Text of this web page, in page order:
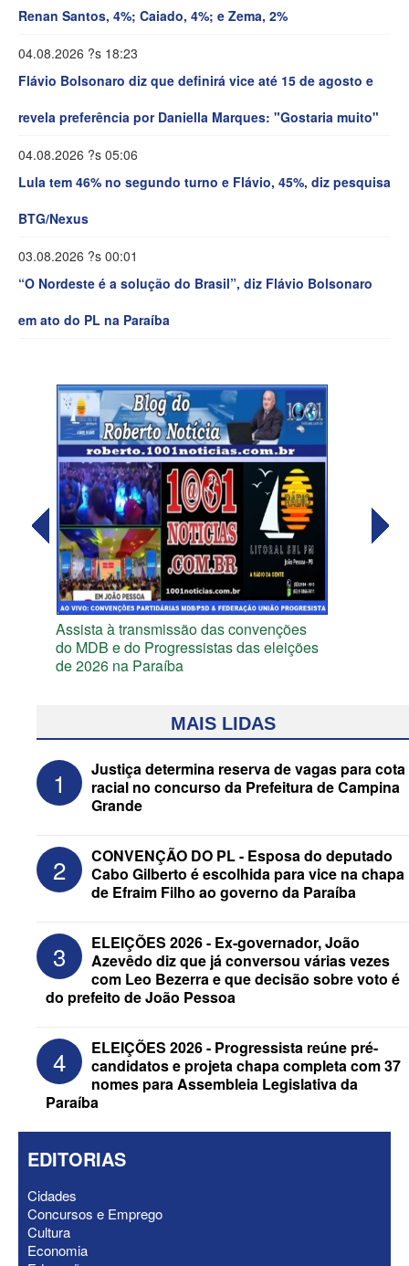
Renan Santos, 4%; Caiado, 4%; e Zema, 2%
04.08.2026 ?s 18:23
Flávio Bolsonaro diz que definirá vice até 15 de agosto e
revela preferência por Daniella Marques: "Gostaria muito"
04.08.2026 ?s 05:06
Lula tem 46% no segundo turno e Flávio, 45%, diz pesquisa
BTG/Nexus
03.08.2026 ?s 00:01
“O Nordeste é a solução do Brasil”, diz Flávio Bolsonaro
em ato do PL na Paraíba
Assista à transmissão das convenções
do MDB e do Progressistas das eleições
de 2026 na Paraíba
Federação Brasil da Esperança decide
nesta terça apoio ao Governo; PT E
PCdoB apostam em Lucas
ELEIÇÕES 2026 - “Muitas surpresas
virão”, diz Lucas Ribeiro sobre escolha
MAIS LIDAS
1
Justiça determina reserva de vagas para cota
racial no concurso da Prefeitura de Campina
Grande
2
CONVENÇÃO DO PL - Esposa do deputado
Cabo Gilberto é escolhida para vice na chapa
de Efraim Filho ao governo da Paraíba
3
ELEIÇÕES 2026 - Ex-governador, João
Azevêdo diz que já conversou várias vezes
com Leo Bezerra e que decisão sobre voto é
do prefeito de João Pessoa
4
ELEIÇÕES 2026 - Progressista reúne pré-
candidatos e projeta chapa completa com 37
nomes para Assembleia Legislativa da
Paraíba
EDITORIAS
Cidades
Concursos e Emprego
Cultura
Economia